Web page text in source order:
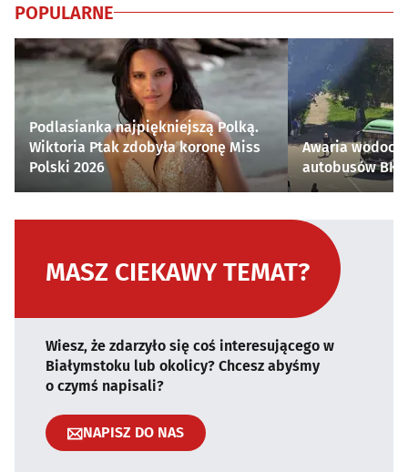
POPULARNE
Podlasianka najpiękniejszą Polką.
Wiktoria Ptak zdobyła koronę Miss
Polski 2026
Awaria
autobusów
MASZ CIEKAWY TEMAT?
Wiesz, że zdarzyło się coś interesującego w
Białymstoku lub okolicy? Chcesz abyśmy
o czymś napisali?
NAPISZ DO NAS